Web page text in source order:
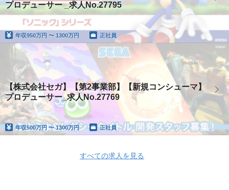
プロデューサー _求人No.27795
年収950万円 〜 1300万円 正社員
【株式会社セガ】【第2事業部】【新規コンシューマ】
プロデューサー_求人No.27769
年収500万円 〜 1300万円 正社員
すべての求人を見る